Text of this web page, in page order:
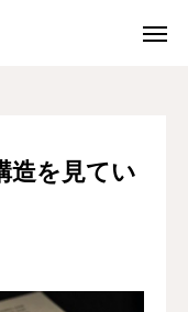
人を見ていた。だが、構造を見ていなかった
造を見てい